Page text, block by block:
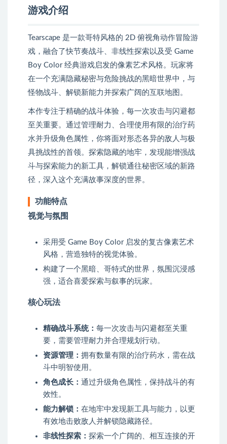
游戏介绍
Tearscape 是一款哥特风格的 2D 俯视角动作冒险游
戏，融合了快节奏战斗、非线性探索以及受 Game
Boy Color 经典游戏启发的像素艺术风格。玩家将
在一个充满隐藏秘密与危险挑战的黑暗世界中，与
怪物战斗、解锁新能力并探索广阔的互联地图。
本作专注于精确的战斗体验，每一次攻击与闪避都
至关重要。通过管理耐力、合理使用有限的治疗药
水并升级角色属性，你将面对形态各异的敌人与极
具挑战性的首领。探索隐藏的地牢，发现能增强战
斗与探索能力的新工具，解锁通往秘密区域的新路
径，深入这个充满故事深度的世界。
功能特点
视觉与氛围
采用受 Game Boy Color 启发的复古像素艺术
风格，营造独特的视觉体验。
构建了一个黑暗、哥特式的世界，氛围沉浸感
强，适合喜爱探索与叙事的玩家。
核心玩法
精确战斗系统： 每一次攻击与闪避都至关重
要，需要管理耐力并合理规划行动。
资源管理： 拥有数量有限的治疗药水，需在战
斗中明智使用。
角色成长： 通过升级角色属性，保持战斗的有
效性。
能力解锁： 在地牢中发现新工具与能力，以更
有效地击败敌人并解锁隐藏路径。
非线性探索： 探索一个广阔的、相互连接的开